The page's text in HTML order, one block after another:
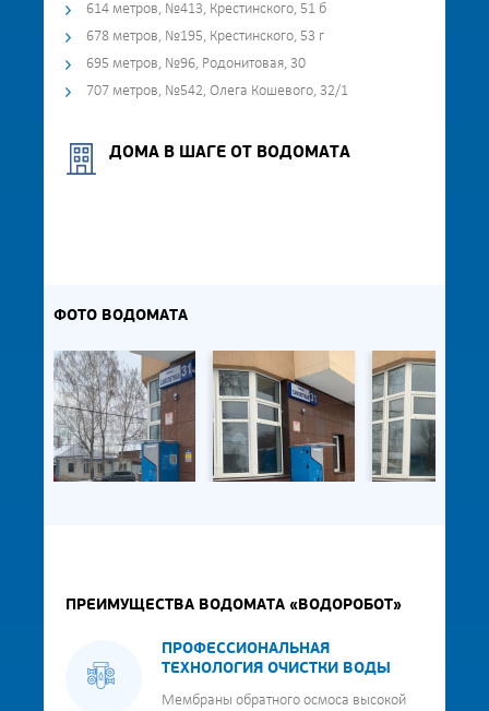
614 метров, №413, Крестинского, 51 б
678 метров, №195, Крестинского, 53 г
695 метров, №96, Родонитовая, 30
707 метров, №542, Олега Кошевого, 32/1
ДОМА В ШАГЕ ОТ ВОДОМАТА
ФОТО ВОДОМАТА
ПРЕИМУЩЕСТВА ВОДОМАТА «ВОДОРОБОТ»
ПРОФЕССИОНАЛЬНАЯ
ТЕХНОЛОГИЯ ОЧИСТКИ ВОДЫ
Мембраны обратного осмоса высокой